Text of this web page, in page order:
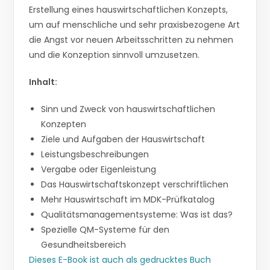
Erstellung eines hauswirtschaftlichen Konzepts,
um auf menschliche und sehr praxisbezogene Art
die Angst vor neuen Arbeitsschritten zu nehmen
und die Konzeption sinnvoll umzusetzen.
Inhalt:
Sinn und Zweck von hauswirtschaftlichen
Konzepten
Ziele und Aufgaben der Hauswirtschaft
Leistungsbeschreibungen
Vergabe oder Eigenleistung
Das Hauswirtschaftskonzept verschriftlichen
Mehr Hauswirtschaft im MDK-Prüfkatalog
Qualitätsmanagementsysteme: Was ist das?
Spezielle QM-Systeme für den
Gesundheitsbereich
Dieses E-Book ist auch als gedrucktes Buch